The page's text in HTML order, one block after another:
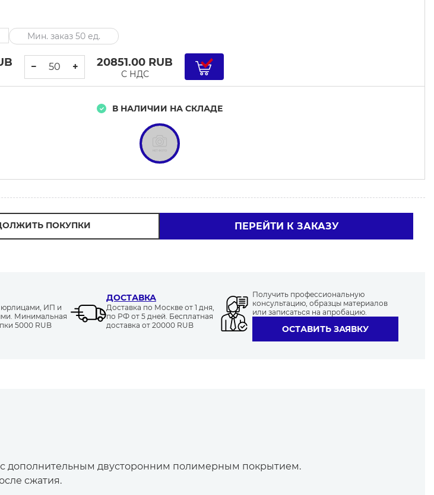
Мин. заказ 50 ед.
− + 20851.00 RUB
С НДС
В НАЛИЧИИ НА СКЛАДЕ
ПОКУПКИ ПЕРЕЙТИ К ЗАКАЗУ
юрлицами, ИП и
Минимальная
5000 RUB
ДОСТАВКА
Доставка по Москве от 1 дня,
по РФ от 5 дней. Бесплатная
доставка от 20000 RUB
Получить профессиональную
консультацию, образцы материалов
или записаться на апробацию.
ОСТАВИТЬ ЗАЯВКУ
с дополнительным двусторонним полимерным покрытием.
сжатия.